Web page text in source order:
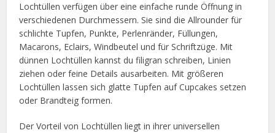
Lochtüllen verfügen über eine einfache runde Öffnung in
verschiedenen Durchmessern. Sie sind die Allrounder für
schlichte Tupfen, Punkte, Perlenränder, Füllungen,
Macarons, Eclairs, Windbeutel und für Schriftzüge. Mit
dünnen Lochtüllen kannst du filigran schreiben, Linien
ziehen oder feine Details ausarbeiten. Mit größeren
Lochtüllen lassen sich glatte Tupfen auf Cupcakes setzen
oder Brandteig formen.
Der Vorteil von Lochtüllen liegt in ihrer universellen